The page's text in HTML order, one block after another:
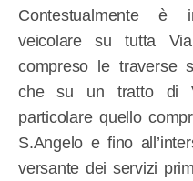
Contestualmente è
veicolare su tutta
compreso le traverse
che su un tratto di
particolare quello
S.Angelo e fino
versante dei servizi